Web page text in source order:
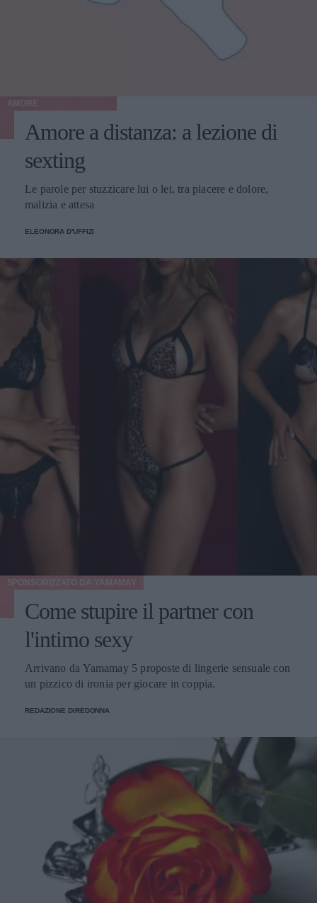
AMORE
Amore a distanza: a lezione di
sexting
Le parole per stuzzicare lui o lei, tra piacere e dolore,
malizia e attesa
ELEONORA D'UFFIZI
Come stupire il partner con
l'intimo sexy
Arrivano da Yamamay 5 proposte di lingerie sensuale con
un pizzico di ironia per giocare in coppia.
SPONSORIZZATO DA YAMAMAY
REDAZIONE DIREDONNA